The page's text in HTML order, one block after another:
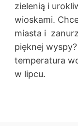
zielenią i
wioskami.
miasta i
pięknej
temperatura
w lipcu.